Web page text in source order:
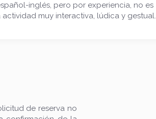
inglés, pero por experiencia, no es
muy interactiva, lúdica y gestual.
de reserva no